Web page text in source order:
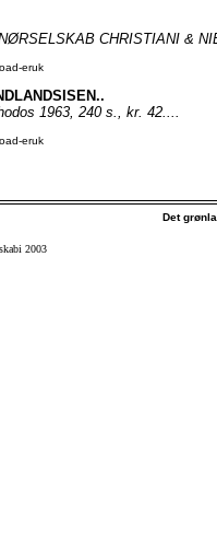
CHRISTIANI &
eruk
1963, 240 s., kr. 42....
eruk
Det
2003